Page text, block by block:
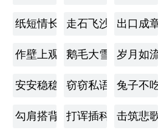
纸短情长 走石飞沙 出口成章
作壁上观 鹅毛大雪 岁月如流
安安稳稳 窃窃私语 兔子不
勾肩搭背 打诨插科 击筑悲歌